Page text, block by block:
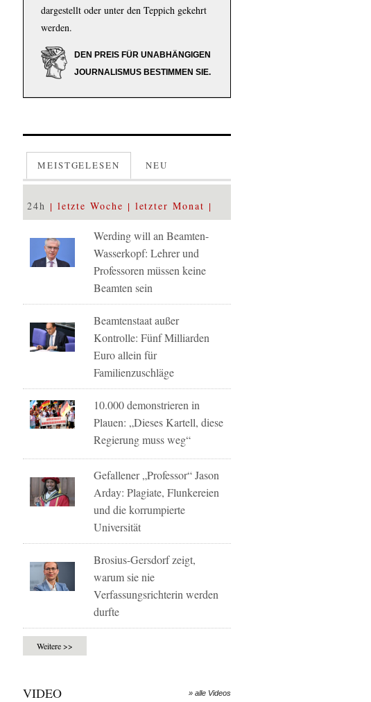
dargestellt oder unter den Teppich gekehrt
werden.
DEN PREIS FÜR UNABHÄNGIGEN
JOURNALISMUS BESTIMMEN SIE.
MEISTGELESEN NEU
24h letzte Woche letzter Monat
Werding will an Beamten-
Wasserkopf: Lehrer und
Professoren müssen keine
Beamten sein
Beamtenstaat außer
Kontrolle: Fünf Milliarden
Euro allein für
Familienzuschläge
10.000 demonstrieren in
Plauen: „Dieses Kartell, diese
Regierung muss weg“
Gefallener „Professor“ Jason
Arday: Plagiate, Flunkereien
und die korrumpierte
Universität
Brosius-Gersdorf zeigt,
warum sie nie
Verfassungsrichterin werden
durfte
Weitere >>
VIDEO » alle Videos